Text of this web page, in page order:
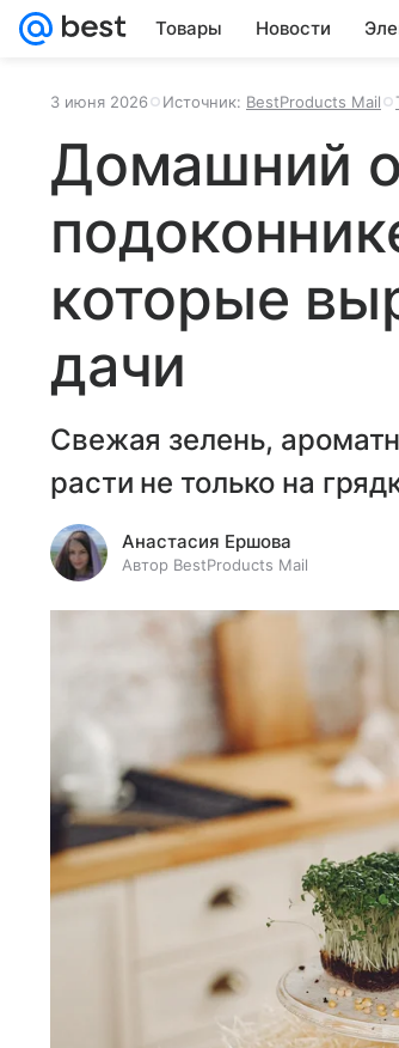
Товары Новости
3 июня 2026 Источник: BestProducts Mail
Домашний
которые
дачи
Свежая зелень,
расти не только на
Анастасия Ершова
Автор BestProducts Mail